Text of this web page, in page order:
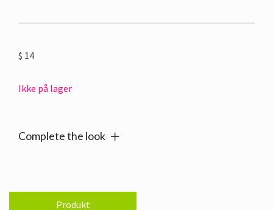
$ 14
Ikke på lager
Complete the look
Produkt